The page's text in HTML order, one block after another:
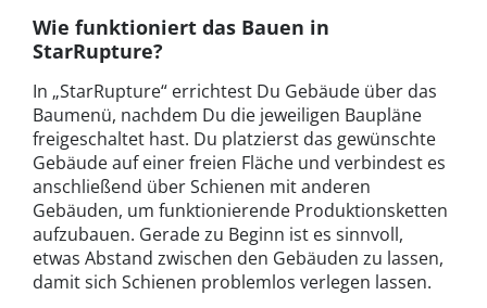
Wie funktioniert das Bauen in
StarRupture?
In „StarRupture“ errichtest Du Gebäude über das
Baumenü, nachdem Du die jeweiligen Baupläne
freigeschaltet hast. Du platzierst das gewünschte
Gebäude auf einer freien Fläche und verbindest es
anschließend über Schienen mit anderen
Gebäuden, um funktionierende Produktionsketten
aufzubauen. Gerade zu Beginn ist es sinnvoll,
etwas Abstand zwischen den Gebäuden zu lassen,
damit sich Schienen problemlos verlegen lassen.